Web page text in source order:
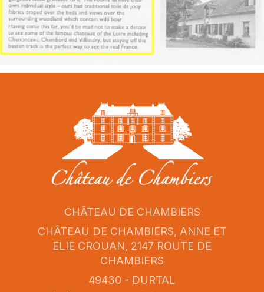
CHÂTEAU DE CHAMBIERS
CHÂTEAU DE CHAMBIERS, ANNE ET
ELIE CROUAN, 2147 ROUTE DE
CHAMBIERS
49430 - DURTAL